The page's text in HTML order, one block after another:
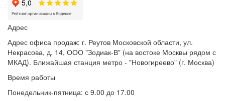
Адрес
Адрес офиса продаж: г. Реутов Московской области, ул.
Некрасова, д. 14, ООО "Зодиак-В" (на востоке Москвы рядом с
МКАД). Ближайшая станция метро - "Новогиреево" (г. Москва)
Время работы
Понедельник-пятница: с 9.00 до 17.00